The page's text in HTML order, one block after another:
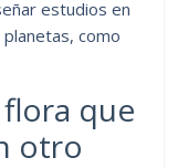
estudios en
como
flora que
otro